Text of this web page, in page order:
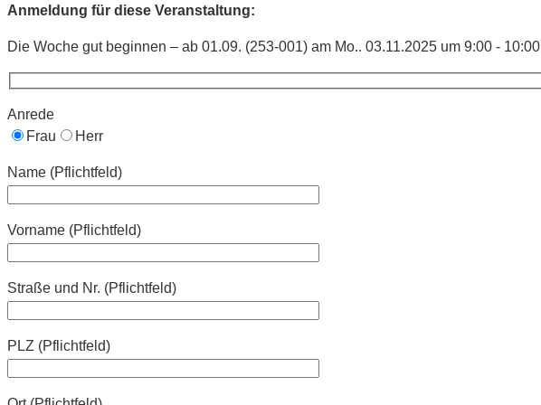
Anmeldung für diese Veranstaltung:
Die Woche gut beginnen – ab 01.09. (253-001) am Mo.. 03.11.2025 um 9:00 - 10:00
Anrede
Frau
Herr
Name (Pflichtfeld)
Vorname (Pflichtfeld)
Straße und Nr. (Pflichtfeld)
PLZ (Pflichtfeld)